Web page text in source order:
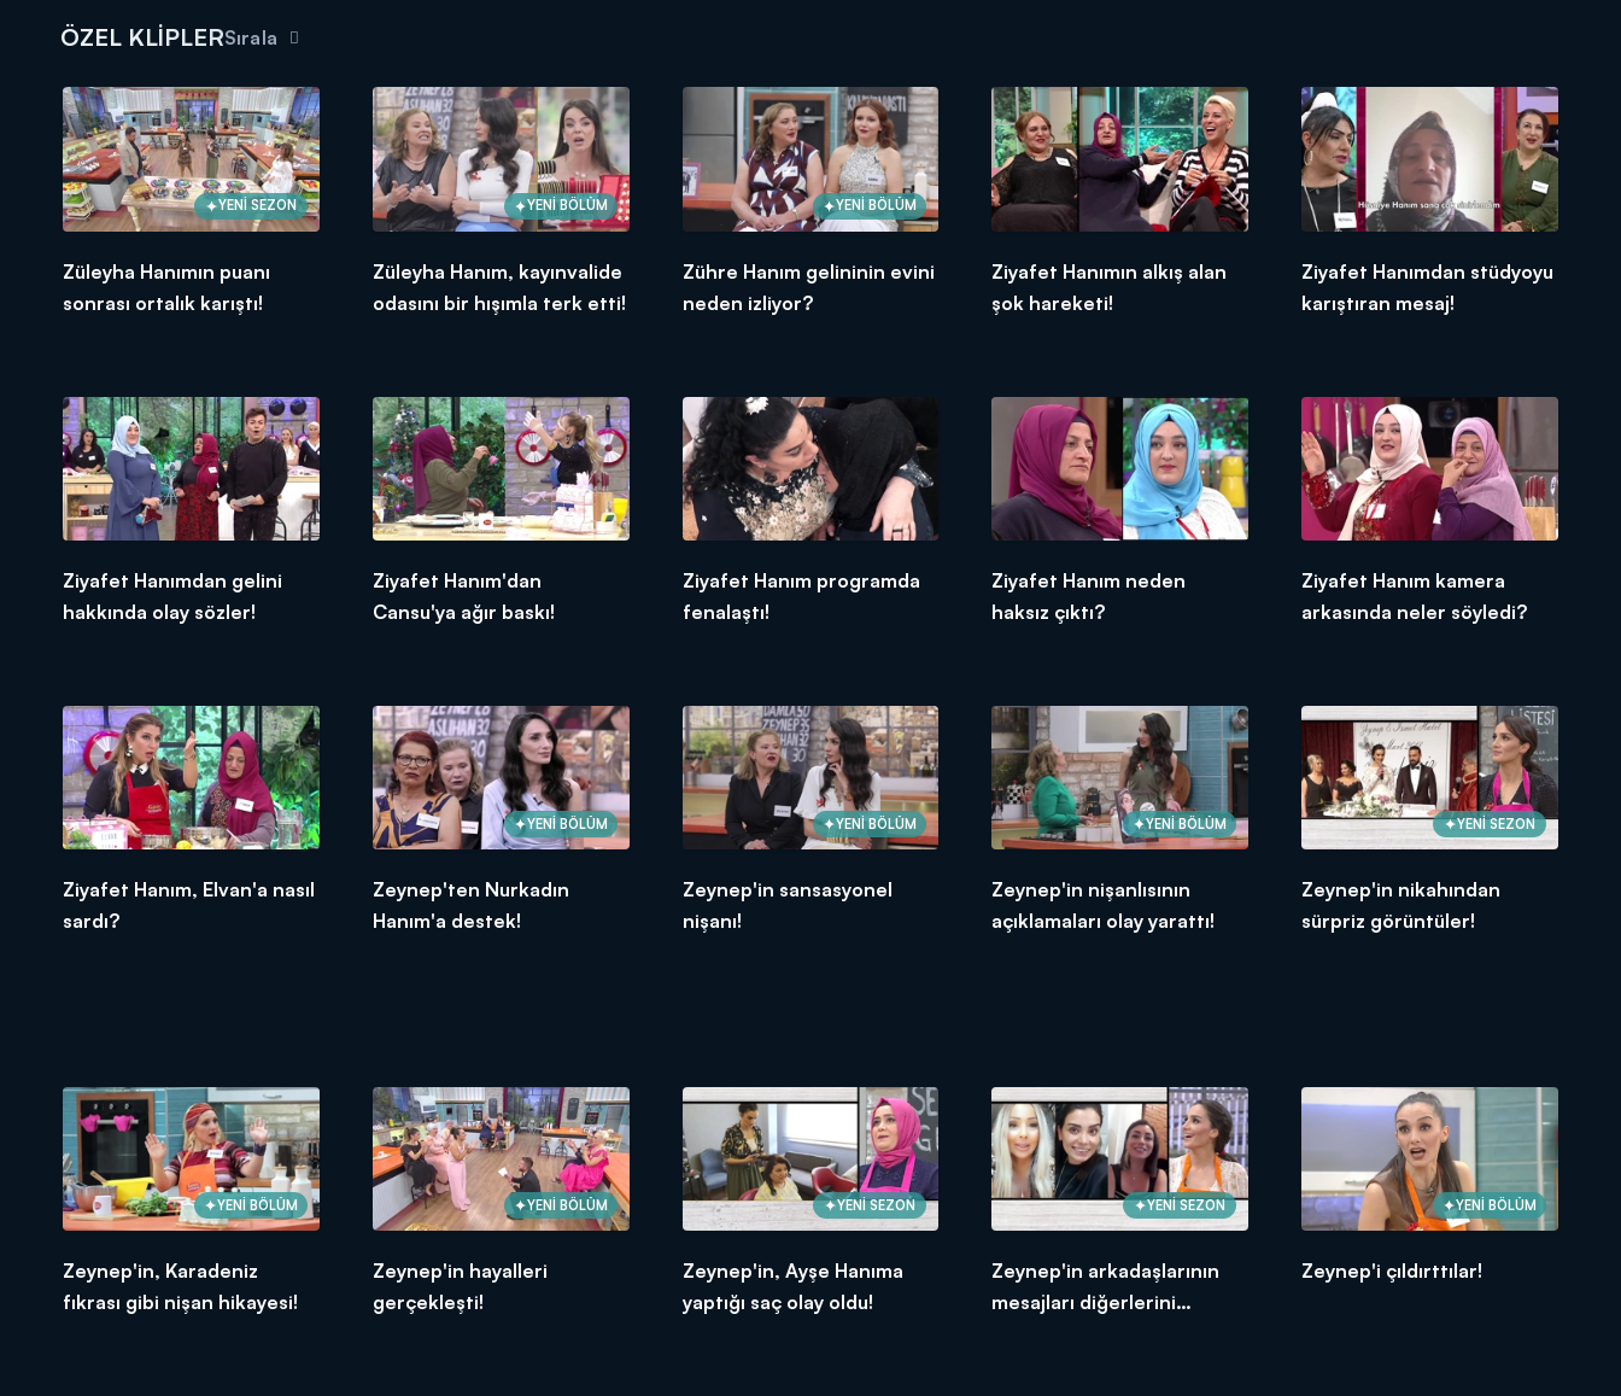
Gelinim Mutfakta, yeni bölümleriyle hafta içi her gün Kanal D'de!
ÖZEL KLİPLERSırala
YENİ SEZON
Züleyha Hanımın puanı
sonrası ortalık karıştı!
YENİ BÖLÜM
Züleyha Hanım, kayınvalide
odasını bir hışımla terk etti!
YENİ BÖLÜM
Zühre Hanım gelininin evini
neden izliyor?
Ziyafet Hanımın alkış alan
şok hareketi!
Ziyafet Hanımdan stüdyoyu
karıştıran mesaj!
Ziyafet Hanımdan gelini
hakkında olay sözler!
Ziyafet Hanım'dan
Cansu'ya ağır baskı!
Ziyafet Hanım programda
fenalaştı!
Ziyafet Hanım neden
haksız çıktı?
Ziyafet Hanım kamera
arkasında neler söyledi?
Ziyafet Hanım, Elvan'a nasıl
sardı?
YENİ BÖLÜM
Zeynep'ten Nurkadın
Hanım'a destek!
YENİ BÖLÜM
Zeynep'in sansasyonel
nişanı!
YENİ BÖLÜM
Zeynep'in nişanlısının
açıklamaları olay yarattı!
YENİ SEZON
Zeynep'in nikahından
sürpriz görüntüler!
YENİ BÖLÜM
Zeynep'in, Karadeniz
fıkrası gibi nişan hikayesi!
YENİ BÖLÜM
Zeynep'in hayalleri
gerçekleşti!
YENİ SEZON
Zeynep'in, Ayşe Hanıma
yaptığı saç olay oldu!
YENİ SEZON
Zeynep'in arkadaşlarının
mesajları diğerlerini
YENİ BÖLÜM
Zeynep'i çıldırttılar!